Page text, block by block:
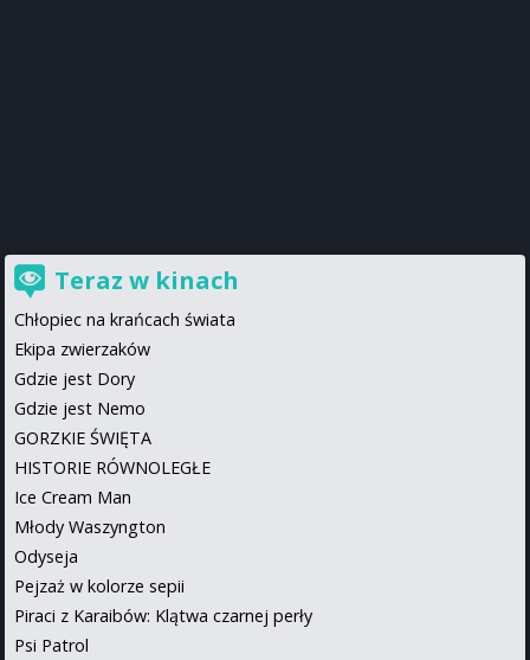
Teraz w kinach
Chłopiec na krańcach świata
Ekipa zwierzaków
Gdzie jest Dory
Gdzie jest Nemo
GORZKIE ŚWIĘTA
HISTORIE RÓWNOLEGŁE
Ice Cream Man
Młody Waszyngton
Odyseja
Pejzaż w kolorze sepii
Piraci z Karaibów: Klątwa czarnej perły
Psi Patrol